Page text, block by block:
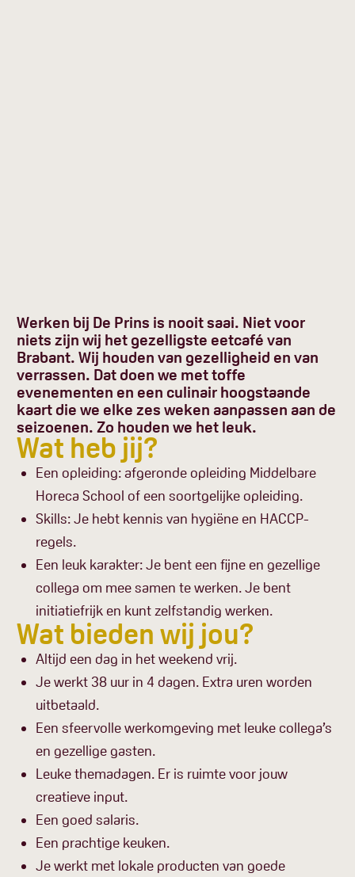
Werken bij De Prins is nooit saai. Niet voor
niets zijn wij het gezelligste eetcafé van
Brabant. Wij houden van gezelligheid en van
verrassen. Dat doen we met toffe
evenementen en een culinair hoogstaande
kaart die we elke zes weken aanpassen aan de
seizoenen. Zo houden we het leuk.
Wat heb jij?
Een opleiding: afgeronde opleiding Middelbare
Horeca School of een soortgelijke opleiding.
Skills: Je hebt kennis van hygiëne en HACCP-
regels.
Een leuk karakter: Je bent een fijne en gezellige
collega om mee samen te werken. Je bent
initiatiefrijk en kunt zelfstandig werken.
Wat bieden wij jou?
Altijd een dag in het weekend vrij.
Je werkt 38 uur in 4 dagen. Extra uren worden
uitbetaald.
Een sfeervolle werkomgeving met leuke collega’s
en gezellige gasten.
Leuke themadagen. Er is ruimte voor jouw
creatieve input.
Een goed salaris.
Een prachtige keuken.
Je werkt met lokale producten van goede